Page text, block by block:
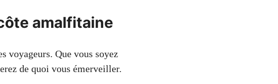
amalfitaine
voyageurs. Que vous soyez
de quoi vous émerveiller.